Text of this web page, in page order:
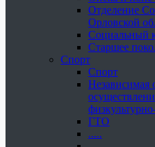
Отделение
Орловской
Социальный
Старшее
Спорт
Спорт
Независимая
ГТО
.....